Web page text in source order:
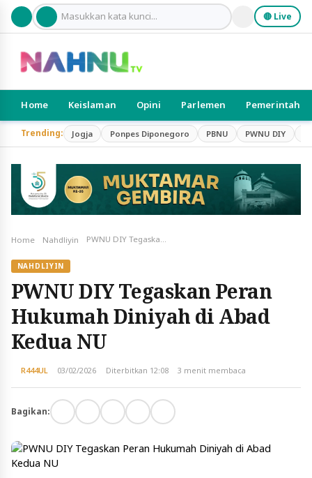
🔴 Live
Home Keislaman Opini Parlemen Pemerintah
Trending: Jogja Ponpes Diponegoro PBNU PWNU DIY
Home Nahdliyin PWNU DIY Tegaskan Peran Hukumah Diniyah di Abad Kedua NU
NAHDLIYIN
PWNU DIY Tegaskan Peran
Hukumah Diniyah di Abad
Kedua NU
R444UL 03/02/2026 Diterbitkan 12:08 3 menit membaca
Bagikan: